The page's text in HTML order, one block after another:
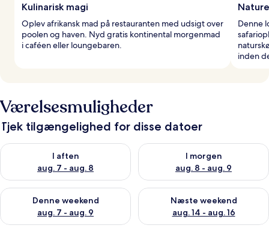
Kulinarisk magi
Oplev afrikansk mad på restauranten med udsigt over
poolen og haven. Nyd gratis kontinental morgenmad
i caféen eller loungebaren.
Denne
inden
Værelsesmuligheder
Tjek tilgængelighed for disse datoer
I aften
aug. 7 - aug. 8
Tjek tilgængelighed for i aften aug. 7 - aug. 8
I morgen
aug. 8 - aug. 9
Tjek tilgængelighed for i
Denne weekend
aug. 7 - aug. 9
Tjek tilgængelighed for denne weekend aug. 7 - aug. 9
Næste weekend
aug. 14 - aug. 16
Tjek tilgængelighed for næste